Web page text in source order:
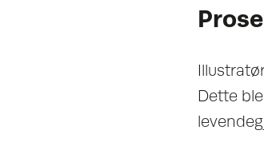
Dette